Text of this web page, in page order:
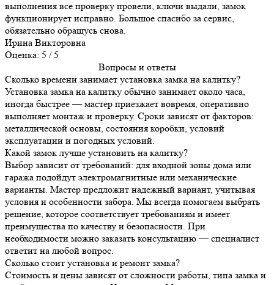
выполнения все проверку провели, ключи выдали, замок
функционирует исправно. Большое спасибо за сервис,
обязательно обращусь снова.
Ирина Викторовна
Оценка: 5 / 5
Вопросы и ответы
Сколько времени занимает установка замка на калитку?
Установка замка на калитку обычно занимает около часа,
иногда быстрее — мастер приезжает вовремя, оперативно
выполняет монтаж и проверку. Сроки зависят от факторов:
металлической основы, состояния коробки, условий
эксплуатации и погодных условий.
Какой замок лучше установить на калитку?
Выбор зависит от требований: для входной зоны дома или
гаража подойдут электромагнитные или механические
варианты. Мастер предложит надежный вариант, учитывая
условия и особенности забора. Мы всегда помогаем выбрать
решение, которое соответствует требованиям и имеет
преимущества по качеству и безопасности. При
необходимости можно заказать консультацию — специалист
ответит на любой вопрос.
Сколько стоит установка и ремонт замка?
Стоимость и цены зависят от сложности работы, типа замка и